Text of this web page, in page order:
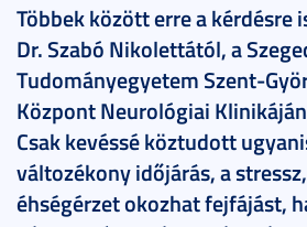
Többek között erre a kérdésre
Dr. Szabó Nikolettától, a
Tudományegyetem Szent-
Központ Neurológiai
Csak kevéssé köztudott
változékony időjárás, a
éhségérzet okozhat fejfájást,